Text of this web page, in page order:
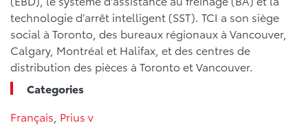
technologie d’arrêt intelligent (SST). TCI a son siège
social à Toronto, des bureaux régionaux à Vancouver,
Calgary, Montréal et Halifax, et des centres de
distribution des pièces à Toronto et Vancouver.
Categories
Français Prius v